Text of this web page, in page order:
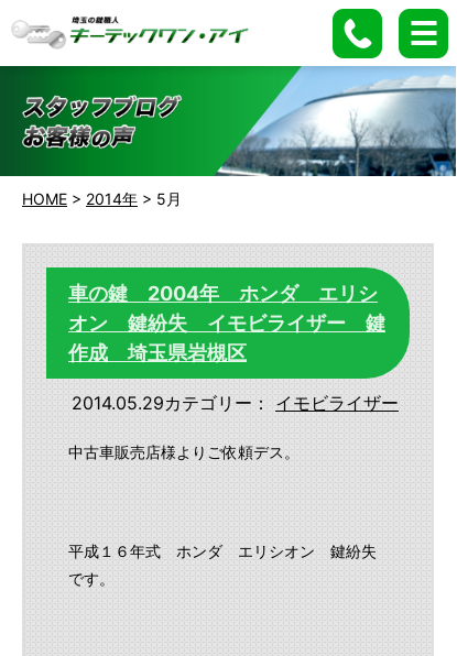
HOME > 2014年 > 5月
車の鍵 2004年 ホンダ エリシ
オン 鍵紛失 イモビライザー 鍵
作成 埼玉県岩槻区
2014.05.29カテゴリー： イモビライザー
中古車販売店様よりご依頼デス。
平成１６年式 ホンダ エリシオン 鍵紛失
です。